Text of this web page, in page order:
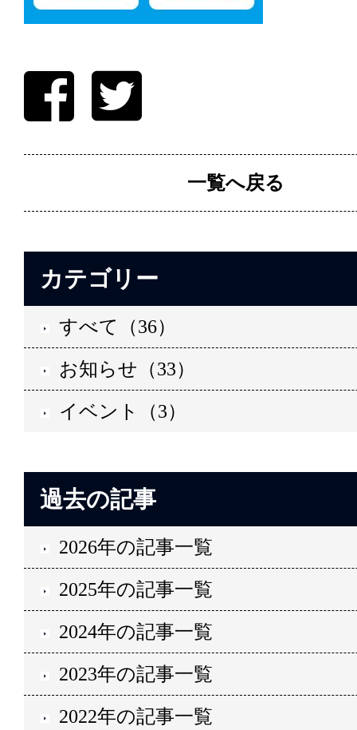
一覧へ戻る
カテゴリー
すべて（36）
お知らせ（33）
イベント（3）
過去の記事
2026年の記事一覧
2025年の記事一覧
2024年の記事一覧
2023年の記事一覧
2022年の記事一覧